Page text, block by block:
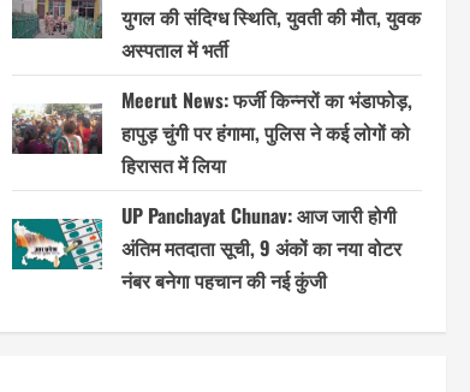
युगल की संदिग्ध स्थिति, युवती की मौत, युवक
अस्पताल में भर्ती
Meerut News: फर्जी किन्नरों का भंडाफोड़,
हापुड़ चुंगी पर हंगामा, पुलिस ने कई लोगों को
हिरासत में लिया
UP Panchayat Chunav: आज जारी होगी
अंतिम मतदाता सूची, 9 अंकों का नया वोटर
नंबर बनेगा पहचान की नई कुंजी